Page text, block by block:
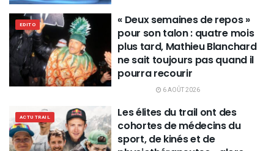
EDITO
« Deux semaines de repos »
pour son talon : quatre mois
plus tard, Mathieu Blanchard
ne sait toujours pas quand il
pourra recourir
6 AOÛT 2026
ACTU TRAIL
Les élites du trail ont des
cohortes de médecins du
sport, de kinés et de